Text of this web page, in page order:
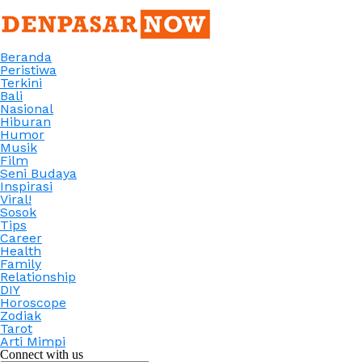
Beranda
Peristiwa
Terkini
Bali
Nasional
Hiburan
Humor
Musik
Film
Seni Budaya
Inspirasi
Viral!
Sosok
Tips
Career
Health
Family
Relationship
DIY
Horoscope
Zodiak
Tarot
Arti Mimpi
Connect with us